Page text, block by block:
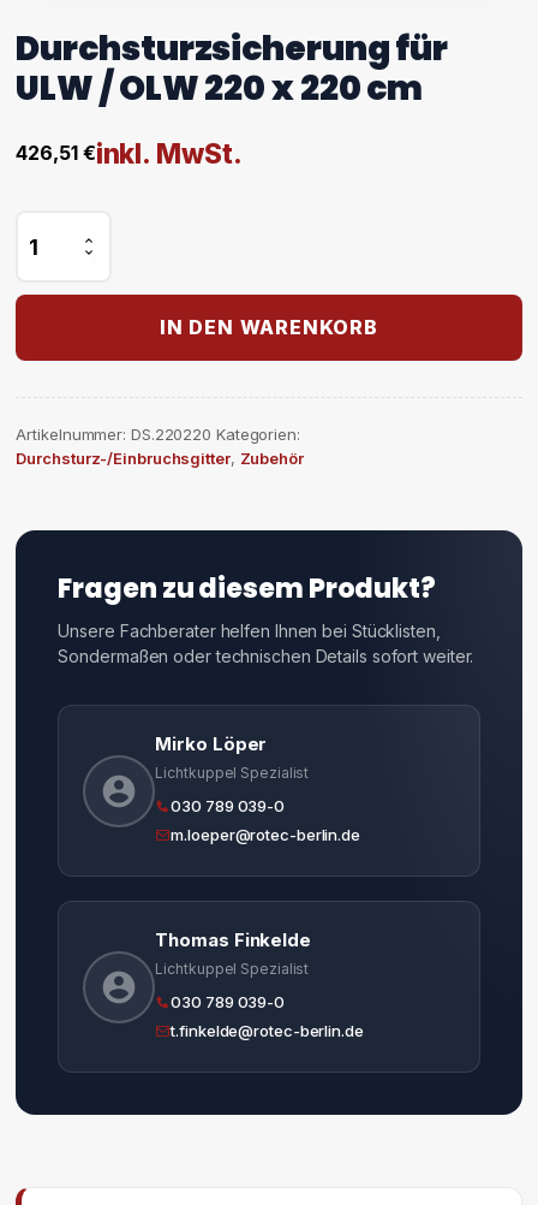
Durchsturzsicherung für
ULW / OLW 220 x 220 cm
426,51 €inkl. MwSt.
für
/
Menge
IN DEN WARENKORB
Artikelnummer: DS.220220 Kategorien:
Durchsturz-/Einbruchsgitter, Zubehör
Fragen zu diesem Produkt?
Unsere Fachberater helfen Ihnen bei Stücklisten,
Sondermaßen oder technischen Details sofort weiter.
Mirko Löper
Lichtkuppel Spezialist
030 789 039-0
m.loeper@rotec-berlin.de
Thomas Finkelde
Lichtkuppel Spezialist
030 789 039-0
t.finkelde@rotec-berlin.de